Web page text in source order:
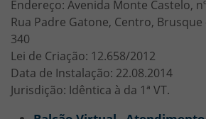
Endereço: Avenida Monte Castelo,
Rua Padre Gatone, Centro, Brusque
340
Lei de Criação: 12.658/2012
Data de Instalação: 22.08.2014
Jurisdição: Idêntica à da 1ª VT.